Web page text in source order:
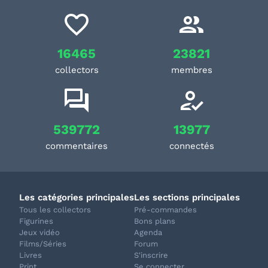
16465
collectors
23821
membres
539772
commentaires
13977
connectés
Les catégories principales
Tous les collectors
Figurines
Jeux vidéo
Films/Séries
Livres
Les sections principales
Pré-commandes
Bons plans
Agenda
Forum
S'inscrire